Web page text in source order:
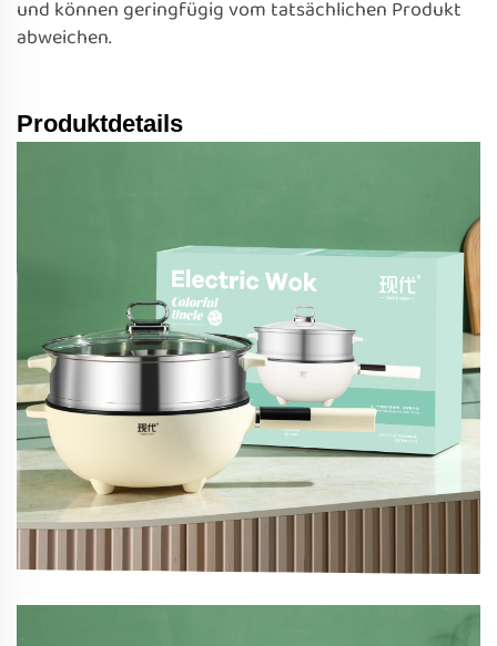
und können geringfügig vom tatsächlichen Produkt
abweichen.
Produktdetails